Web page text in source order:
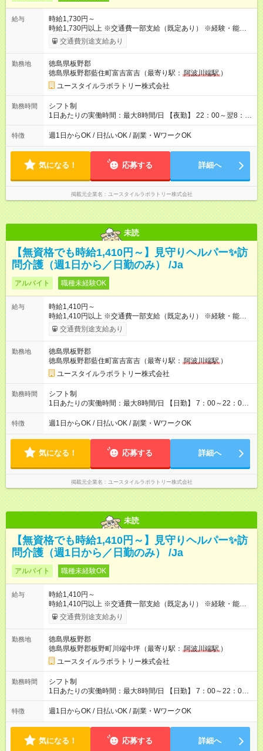
給与
時給1,730円～
時給1,730円以上 ※交通費一部支給（既定あり） ※経験・能力を
考慮して決定します 【収入例】 週1回勤務の場合：1,730円×8時
間×4回=5万5,360円 週3回勤務の場合：1,730円×8時間×12回
月 ※ 雇用形態と給与に、本採用時と異なる部分があります。 雇
用形態：本採用時と同じです。 給与：時給 1,480円以上
交通費別途支給あり
勤務地
徳島県板野郡
徳島県板野郡藍住町富吉富吉（最寄り駅： 阿波川端駅 ）
ユースタイルラボラトリー株式会社
勤務時間
シフト制
1日あたりの実働時間：最大8時間/日 【夜勤】 22：00～翌8：
00 ※週1日～OK ／ 夜勤専従 ※上記の時間内で8時間勤務（休憩
1時間）ご利用者様により、時間は異なります。 ※曜日固定（毎
特徴 週1日からOK / 日払いOK / 副業・WワークOK
気になる！ 応募する 詳細へ
掲載元企業名 ユースタイルラボラトリー株式会社
未読
【無資格でも時給1,410円～】見守りヘルパー✨訪
問介護（週1日から／日勤のみ） /Ja
アルバイト 職種未経験OK
給与
時給1,410円～
時給1,410円以上 ※交通費一部支給（既定あり） ※経験・能力を
考慮して決定します 【収入例】 週1回勤務の場合：1,410円×8時
間×4回=4万5,120円 週3回勤務の場合：1,410円×8時間×12回
5,600円 【試用期間】試用期間あり 試用期間の長さ：2ヶ月
※ 雇用形態と給与に、本採用時と異なる部分があります。 雇用
形態：本採用時と同じです。 給与：時給 1,050円以上
交通費別途支給あり
勤務地
徳島県板野郡
徳島県板野郡藍住町富吉富吉（最寄り駅： 阿波川端駅 ）
ユースタイルラボラトリー株式会社
勤務時間
シフト制
1日あたりの実働時間：最大8時間/日 【日勤】 7：00～22：00
の間で8時間勤務（休憩時間は法定通り） ※週1日～OK ／ 夜勤
なし ＊＊ 勤務時間例 ＊＊ ■8時から17時 ■9時から18時 ■10
定（毎週同じ曜日勤務）
特徴 週1日からOK / 日払いOK / 副業・WワークOK
気になる！ 応募する 詳細へ
掲載元企業名 ユースタイルラボラトリー株式会社
未読
【無資格でも時給1,410円～】見守りヘルパー✨訪
問介護（週1日から／日勤のみ） /Ja
アルバイト 職種未経験OK
給与
時給1,410円～
時給1,410円以上 ※交通費一部支給（既定あり） ※経験・能力を
考慮して決定します 【収入例】 週1回勤務の場合：1,410円×8時
間×4回=4万5,120円 週3回勤務の場合：1,410円×8時間×12回
5,600円 【試用期間】試用期間あり 試用期間の長さ：2ヶ月
※ 雇用形態と給与に、本採用時と異なる部分があります。 雇用
形態：本採用時と同じです。 給与：時給 1,050円以上
交通費別途支給あり
勤務地
徳島県板野郡
徳島県板野郡板野町川端中坪（最寄り駅： 阿波川端駅 ）
ユースタイルラボラトリー株式会社
勤務時間
シフト制
1日あたりの実働時間：最大8時間/日 【日勤】 7：00～22：00
の間で8時間勤務（休憩時間は法定通り） ※週1日～OK ／ 夜勤
なし ＊＊ 勤務時間例 ＊＊ ■8時から17時 ■9時から18時 ■10
定（毎週同じ曜日勤務）
特徴 週1日からOK / 日払いOK / 副業・WワークOK
気になる！ 応募する 詳細へ